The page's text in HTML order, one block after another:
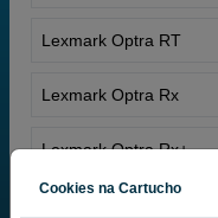
Lexmark Optra RT
Lexmark Optra Rx
Lexmark Optra Rx+
Cookies na Cartucho